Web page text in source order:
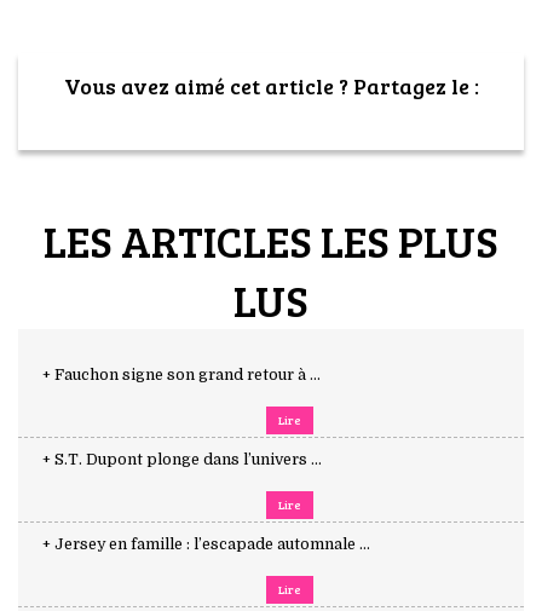
Vous avez aimé cet article ? Partagez le :
LES ARTICLES LES PLUS
LUS
+ Fauchon signe son grand retour à ...
Lire
+ S.T. Dupont plonge dans l’univers ...
Lire
+ Jersey en famille : l’escapade automnale ...
Lire